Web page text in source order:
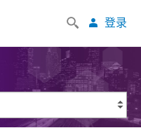
登录